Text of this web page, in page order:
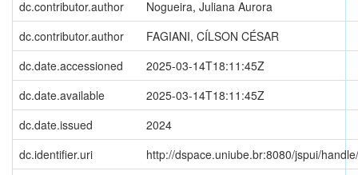
dc.contributor.author
Nogueira, Juliana Aurora
dc.contributor.author
FAGIANI, CÍLSON CÉSAR
dc.date.accessioned
2025-03-14T18:11:45Z
dc.date.available
2025-03-14T18:11:45Z
dc.date.issued
2024
dc.identifier.uri
http://dspace.uniube.br:8080/jspui/